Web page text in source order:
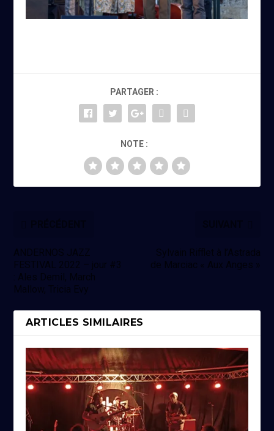
PARTAGER :
NOTE :
ANDERNOS JAZZ
FESTIVAL 2022 – jour #3
: Ales Demil, March
Mallow, Tricia Evy
Sylvain Rifflet à l’Astrada
de Marciac « Aux Anges »
ARTICLES SIMILAIRES